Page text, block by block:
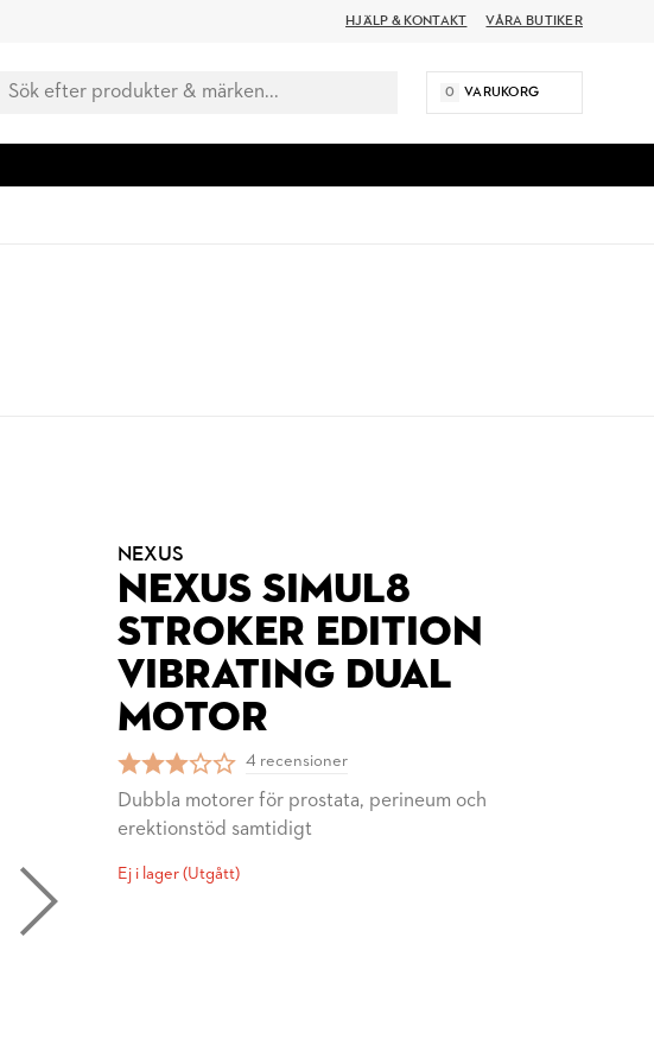
HJÄLP & KONTAKT VÅRA BUTIKER
0 VARUKORG
NEXUS
NEXUS SIMUL8
STROKER EDITION
VIBRATING DUAL
MOTOR
4 recensioner
Dubbla motorer för prostata, perineum och
erektionstöd samtidigt
Ej i lager (Utgått)